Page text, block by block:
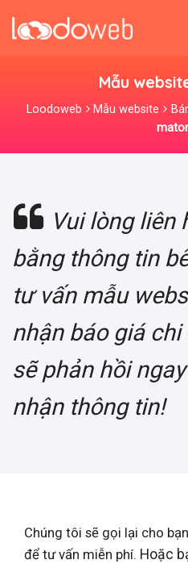
Mẫu
Loodoweb Mẫu website
Vui lòng liên
bằng thông tin
tư vấn mẫu
nhận báo giá
sẽ phản hồi
nhận thông tin!
Chúng tôi sẽ gọi lại cho
để tư vấn miễn phí. Hoặc